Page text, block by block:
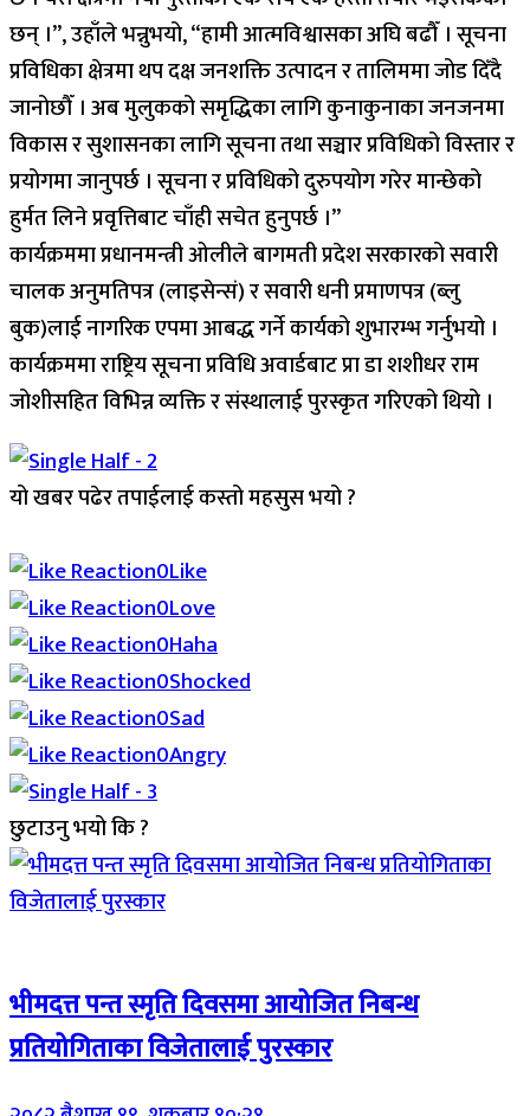
छन् ।”, उहाँले भन्नुभयो, “हामी आत्मविश्वासका अघि बढौँ । सूचना
प्रविधिका क्षेत्रमा थप दक्ष जनशक्ति उत्पादन र तालिममा जोड दिँदै
जानोछौँ । अब मुलुकको समृद्धिका लागि कुनाकुनाका जनजनमा
विकास र सुशासनका लागि सूचना तथा सञ्चार प्रविधिको विस्तार र
प्रयोगमा जानुपर्छ । सूचना र प्रविधिको दुरुपयोग गरेर मान्छेको
हुर्मत लिने प्रवृत्तिबाट चाँही सचेत हुनुपर्छ ।”
कार्यक्रममा प्रधानमन्त्री ओलीले बागमती प्रदेश सरकारको सवारी
चालक अनुमतिपत्र (लाइसेन्सं) र सवारी धनी प्रमाणपत्र (ब्लु
बुक)लाई नागरिक एपमा आबद्ध गर्ने कार्यको शुभारम्भ गर्नुभयो ।
कार्यक्रममा राष्ट्रिय सूचना प्रविधि अवार्डबाट प्रा डा शशीधर राम
जोशीसहित विभिन्न व्यक्ति र संस्थालाई पुरस्कृत गरिएको थियो ।
यो खबर पढेर तपाईलाई कस्तो महसुस भयो ?
0Like
0Love
0Haha
0Shocked
0Sad
0Angry
छुटाउनु भयो कि ?
भीमदत्त पन्त स्मृति दिवसमा आयोजित निबन्ध
प्रतियोगिताका विजेतालाई पुरस्कार